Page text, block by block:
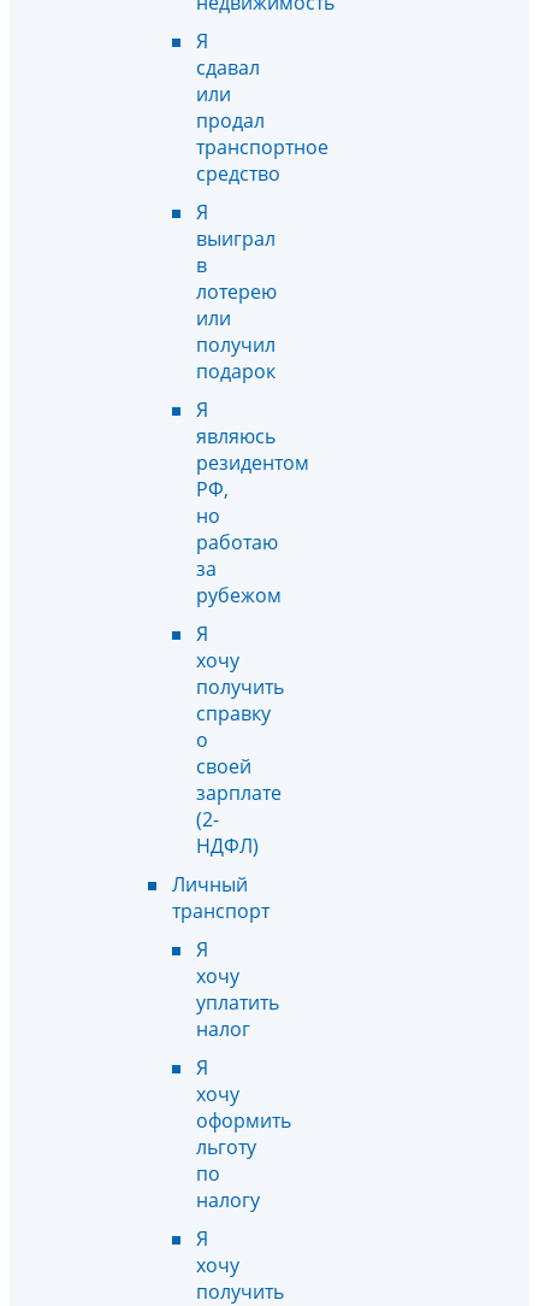
Я
сдавал
или
продал
транспортное
средство
Я
выиграл
в
лотерею
или
получил
подарок
Я
являюсь
резидентом
РФ,
но
работаю
за
рубежом
Я
хочу
получить
справку
о
своей
зарплате
(2-
НДФЛ)
Личный
транспорт
Я
хочу
уплатить
налог
Я
хочу
оформить
льготу
по
налогу
Я
хочу
получить